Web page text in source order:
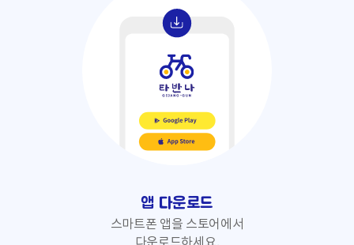
앱 다운로드
스마트폰 앱을 스토어에서